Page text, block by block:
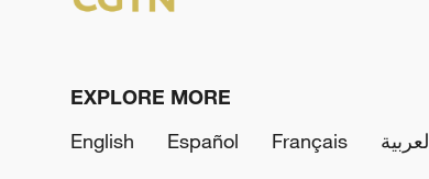
EXPLORE MORE
English
Español Français